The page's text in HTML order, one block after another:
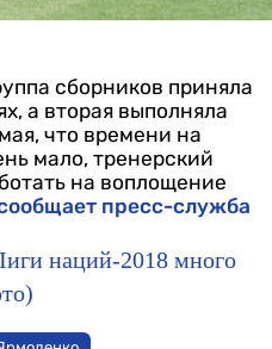
сборников приняла
а вторая выполняла
что времени на
мало, тренерский
на воплощение
пресс-служба
наций-2018 много